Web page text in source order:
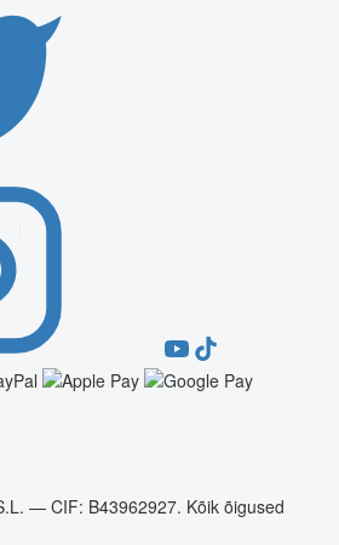
— CIF: B43962927. Kõik õigused